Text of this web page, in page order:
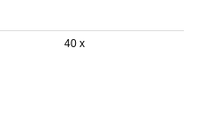
40 x